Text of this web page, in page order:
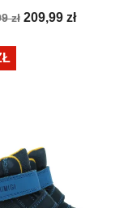
zł Cena
209,99 zł